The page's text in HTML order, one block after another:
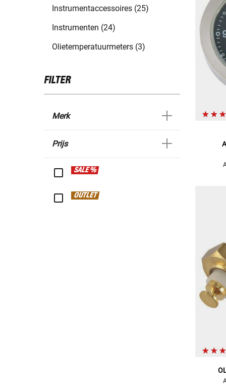
Instrumentaccessoires (25)
Instrumenten (24)
Olietemperatuurmeters (3)
FILTER
Merk
Prijs
SALE %
OUTLET